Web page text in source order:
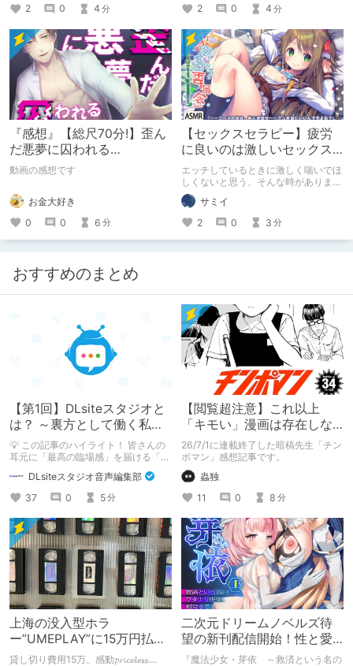
2
0 4 分
2
0 4 分
『感想』【総尺70分!】歪ん
だ悪夢に囚われる
【LIVE2D×バイノーラル音
動画の感想です
お金大好き
0
0 6 分
【セックスセラピー】疲労
に良いのは激しいセックス
ではなく、いわゆるスロー
セックス。
エッチしているときに激しく喘いでほ
しくないと思う、そんな時がありませ
んか。私にはありました。優しさと癒
しにあふれた性行為を、人は「セック
スセラピー」と呼んだそうです。
サミイ
2
0 3 分
おすすめのまとめ
【第1回】DLsiteスタジオと
は？ ～裏方として働く私た
ちの紹介
💡 この記事のハイライト！ 皆さんの
耳元に「最高の臨場感」を届ける「サ
ウンドエンジニアの仕事」のリアルな
舞台裏を大公開！ スマートな専門
職……と思いきや、実態は「音の変態
（褒め言葉）」が集まるチーム！？
成人男性スタッフがダミヘに抱きつ
き、スタジオにアダルトグッズが転が
る超大真面目な理由とは？ クオリテ
ィ向上のための、ちょっとシュールな
（？）試行錯誤をたっぷりご紹介しま
す！
DLsiteスタジオ音声編集部
37
0 5分
【閲覧超注意】これ以上
「キモい」漫画は存在しな
い？チンポマンとかいう
「魂の殺人」の完成形
26/7/1に連載終了した暗稿先生「チン
ポマン」感想記事です。
蟲独
11
0 8 分
上海の没入型ホラ
ー”UMEPLAY”に15万円払っ
たら、2作品とも号泣した※
貸し切り費用15万、感動𝓹𝓻𝓲𝓬𝓮𝓵𝓮𝓼𝓼....
二次元ドリームノベルズ待
望の新刊配信開始！性と愛
が渦巻く、ファンタジー官
『魔法少女・芽依 ～救済という名の